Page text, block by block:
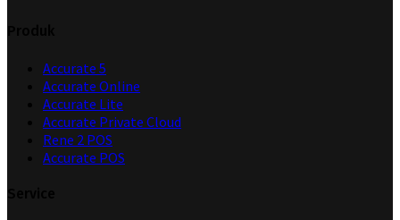
Accurate 5
Accurate Online
Accurate Lite
Accurate Private Cloud
Rene 2 POS
Accurate POS